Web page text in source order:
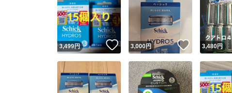
3,499円 いいね！
3,000円 いいね！
3,480円